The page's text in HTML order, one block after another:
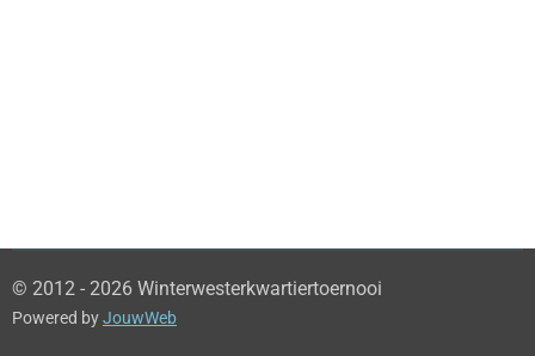
© 2012 - 2026 Winterwesterkwartiertoernooi
Powered byJouwWeb